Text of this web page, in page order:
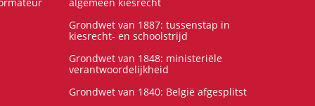
Grondwet van 1887: tussenstap in
kiesrecht- en schoolstrijd
Grondwet van 1848: ministeriële
verantwoordelijkheid
Grondwet van 1840: België afgesplitst